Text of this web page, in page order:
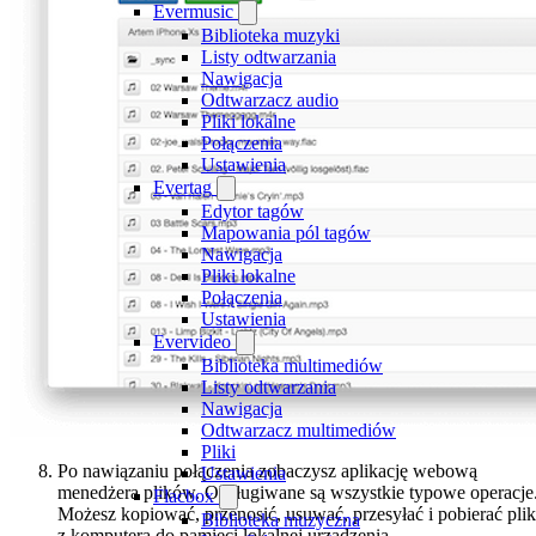
Evermusic
Biblioteka muzyki
Listy odtwarzania
Nawigacja
Odtwarzacz audio
Pliki lokalne
Połączenia
Ustawienia
Evertag
Edytor tagów
Mapowania pól tagów
Nawigacja
Pliki lokalne
Połączenia
Ustawienia
Evervideo
Biblioteka multimediów
Listy odtwarzania
Nawigacja
Odtwarzacz multimediów
Pliki
Ustawienia
Flacbox
Biblioteka muzyczna
Po nawiązaniu połączenia zobaczysz aplikację webową
menedżera plików. Obsługiwane są wszystkie typowe
Możesz kopiować, przenosić, usuwać, przesyłać i pobierać